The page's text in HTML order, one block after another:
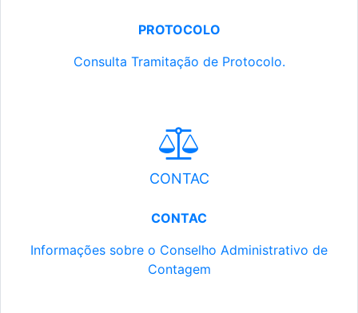
PROTOCOLO
Consulta Tramitação de Protocolo.
CONTAC
CONTAC
Informações sobre o Conselho Administrativo de
Contagem